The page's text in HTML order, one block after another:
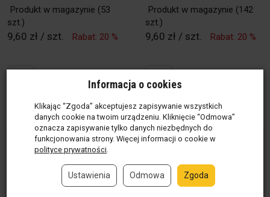
Produkt w magazynie (53
szt.)
9,60 zł / szt. Rabat: 20 %
Produkt w magazynie (142
szt.)
9,60 zł / szt. Rabat: 20 %
Informacja o cookies
Klikając “Zgoda” akceptujesz zapisywanie wszystkich
danych cookie na twoim urządzeniu. Kliknięcie “Odmowa”
oznacza zapisywanie tylko danych niezbędnych do
funkcjonowania strony. Więcej informacji o cookie w
polityce prywatności.
Ustawienia Odmowa Zgoda